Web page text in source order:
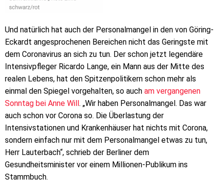
Und natürlich hat auch der Personalmangel in den von Göring-
Eckardt angesprochenen Bereichen nicht das Geringste mit
dem Coronavirus an sich zu tun. Der schon jetzt legendäre
Intensivpfleger Ricardo Lange, ein Mann aus der Mitte des
realen Lebens, hat den Spitzenpolitikern schon mehr als
einmal den Spiegel vorgehalten, so auch am vergangenen
Sonntag bei Anne Will. „Wir haben Personalmangel. Das war
auch schon vor Corona so. Die Überlastung der
Intensivstationen und Krankenhäuser hat nichts mit Corona,
sondern einfach nur mit dem Personalmangel etwas zu tun,
Herr Lauterbach“, schrieb der Berliner dem
Gesundheitsminister vor einem Millionen-Publikum ins
Stammbuch.